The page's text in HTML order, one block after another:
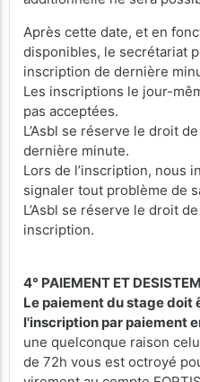
Après cette date, et en
disponibles, le secrétariat
inscription de dernière
Les inscriptions le jour-
pas acceptées.
L’Asbl se réserve le droit
dernière minute.
Lors de l’inscription, nous
signaler tout problème de
L’Asbl se réserve le droit
inscription.
4° PAIEMENT ET
Le paiement du stage doit
l'inscription par paiement
une quelconque raison
de 72h vous est octroyé